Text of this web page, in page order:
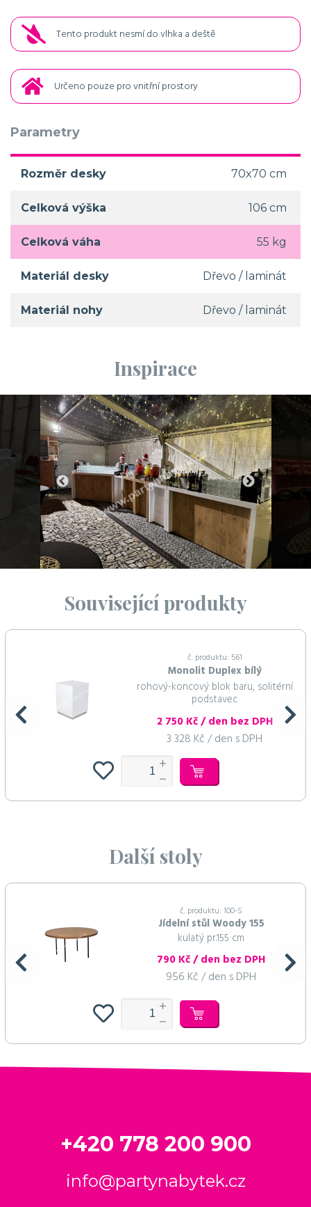
Tento produkt nesmí do vlhka a deště
Určeno pouze pro vnitřní prostory
Parametry
Rozměr desky 70x70 cm
Celková výška 106 cm
Celková váha 55 kg
Materiál desky Dřevo / laminát
Materiál nohy Dřevo / laminát
Inspirace
Související produkty
č. produktu: 561
Monolit Duplex bílý
rohový-koncový blok baru, solitérní
podstavec
2 750 Kč / den bez DPH
3 328 Kč / den s DPH
Další stoly
č. produktu: 100-S
Jídelní stůl Woody 155
kulatý pr.155 cm
790 Kč / den bez DPH
956 Kč / den s DPH
+420 778 200 900
info@partynabytek.cz